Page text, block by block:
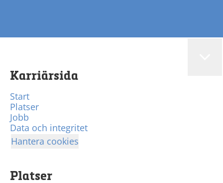
Karriärsida
Start
Platser
Jobb
Data och integritet
Hantera cookies
Platser